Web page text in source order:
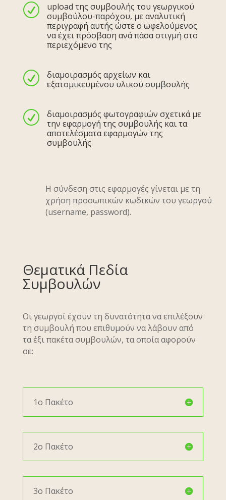
R
upload της συμβουλής του γεωργικού
συμβούλου-παρόχου, με αναλυτική
περιγραφή αυτής ώστε ο ωφελούμενος
να έχει πρόσβαση ανά πάσα στιγμή στο
περιεχόμενο της
R
διαμοιρασμός αρχείων και
εξατομικευμένου υλικού συμβουλής
R
διαμοιρασμός φωτογραφιών σχετικά με
την εφαρμογή της συμβουλής και τα
αποτελέσματα εφαρμογών της
συμβουλής
H σύνδεση στις εφαρμογές γίνεται με τη
χρήση προσωπικών κωδικών του γεωργού
(username, password).
Θεματικά Πεδία
Συμβουλών
Οι γεωργοί έχουν τη δυνατότητα να επιλέξουν
τη συμβουλή που επιθυμούν να λάβουν από
τα έξι πακέτα συμβουλών, τα οποία αφορούν
σε:
1ο Πακέτο
2ο Πακέτο
3ο Πακέτο